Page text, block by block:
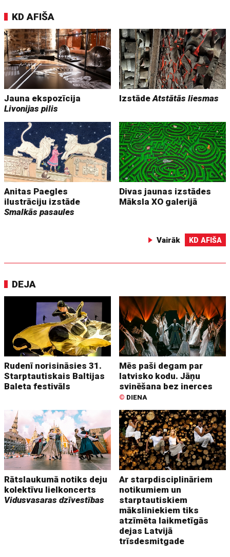
KD AFIŠA
Jauna ekspozīcija
Livonijas pilis
IzstādeAtstātās liesmas
Anitas Paegles
ilustrāciju izstāde
Smalkās pasaules
Divas jaunas izstādes
Māksla XO galerijā
Vairāk KD AFIŠA
DEJA
Rudenī norisināsies 31.
Starptautiskais Baltijas
Baleta festivāls
Mēs paši degam par
latvisko kodu. Jāņu
svinēšana bez inerces
© DIENA
Rātslaukumā notiks deju
kolektīvu lielkoncerts
Vidusvasaras dzīvestības
Ar starpdisciplināriem
notikumiem un
starptautiskiem
māksliniekiem tiks
atzīmēta laikmetīgās
dejas Latvijā
trīsdesmitgade